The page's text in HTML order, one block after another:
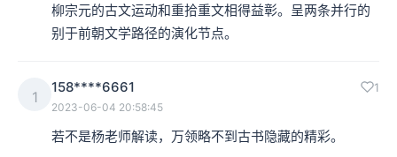
柳宗元的古文运动和重拾重文相得益彰。呈两条并行的
别于前朝文学路径的演化节点。
1
158****6661 1
2023-06-04 20:58:45
若不是杨老师解读，万领略不到古书隐藏的精彩。